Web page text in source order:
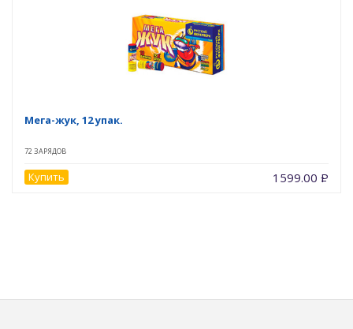
Мега-жук, 12 упак.
72 ЗАРЯДОВ
Купить 1599.00 Р